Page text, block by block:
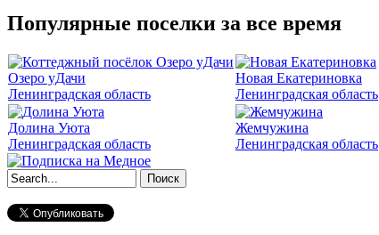
Популярные поселки за все время
Озеро уДачи
Ленинградская область
Новая Екатериновка
Ленинградская область
Долина Уюта
Ленинградская область
Жемчужина
Ленинградская область
Форма поиска